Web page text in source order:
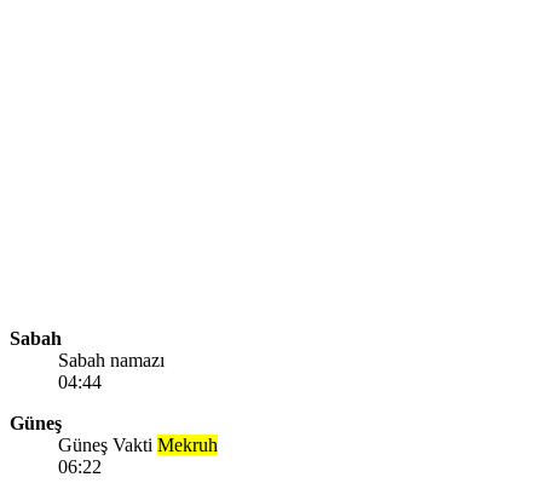
Sabah
Sabah namazı
04:44
Güneş
Güneş Vakti Mekruh
06:22